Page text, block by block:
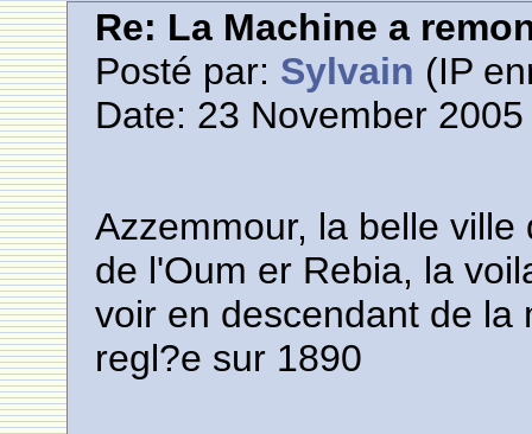
Re: La Machine a
Posté par: Sylvain (IP
Date: 23 November
Azzemmour, la belle
de l'Oum er Rebia, la
voir en descendant de la
regl?e sur 1890